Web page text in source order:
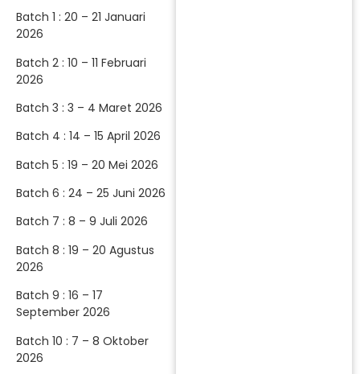
Batch 1 : 20 – 21 Januari
2026
Batch 2 : 10 – 11 Februari
2026
Batch 3 : 3 – 4 Maret 2026
Batch 4 : 14 – 15 April 2026
Batch 5 : 19 – 20 Mei 2026
Batch 6 : 24 – 25 Juni 2026
Batch 7 : 8 – 9 Juli 2026
Batch 8 : 19 – 20 Agustus
2026
Batch 9 : 16 – 17
September 2026
Batch 10 : 7 – 8 Oktober
2026